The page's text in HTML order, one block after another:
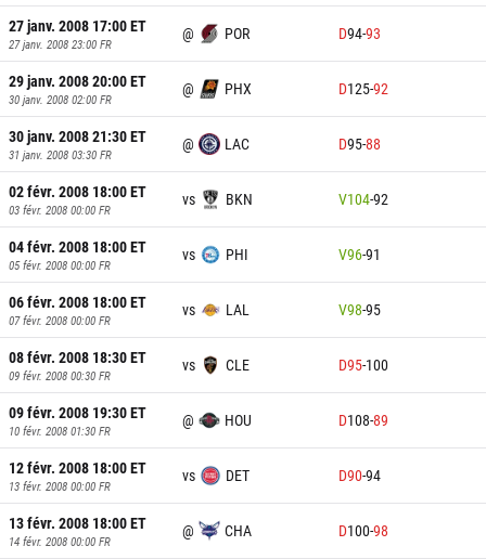
27 janv. 2008 17:00ET
27 janv. 2008 23:00 FR
@ POR D94-93
29 janv. 2008 20:00ET
30 janv. 2008 02:00 FR
@ PHX D125-92
30 janv. 2008 21:30ET
31 janv. 2008 03:30 FR
@ LAC D95-88
02 févr. 2008 18:00ET
03 févr. 2008 00:00 FR
vs BKN V104-92
04 févr. 2008 18:00ET
05 févr. 2008 00:00 FR
vs PHI V96-91
06 févr. 2008 18:00ET
07 févr. 2008 00:00 FR
vs LAL V98-95
08 févr. 2008 18:30ET
09 févr. 2008 00:30 FR
vs CLE D95-100
09 févr. 2008 19:30ET
10 févr. 2008 01:30 FR
@ HOU D108-89
12 févr. 2008 18:00ET
13 févr. 2008 00:00 FR
vs DET D90-94
13 févr. 2008 18:00ET
14 févr. 2008 00:00 FR
@ CHA D100-98